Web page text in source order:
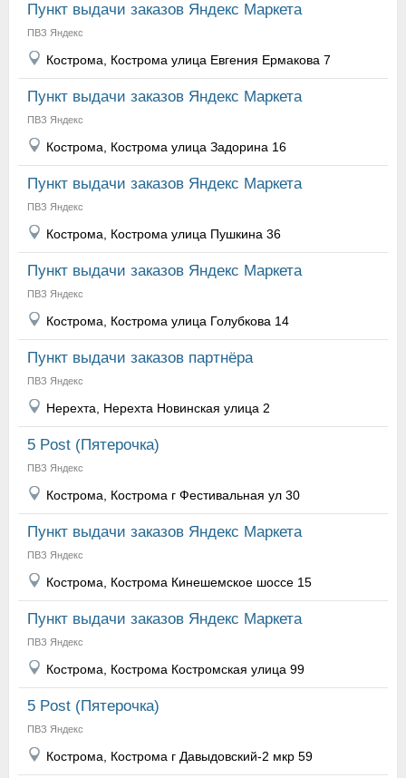
Пункт выдачи заказов Яндекс Маркета
ПВЗ Яндекс
Кострома, Кострома улица Евгения Ермакова 7
Пункт выдачи заказов Яндекс Маркета
ПВЗ Яндекс
Кострома, Кострома улица Задорина 16
Пункт выдачи заказов Яндекс Маркета
ПВЗ Яндекс
Кострома, Кострома улица Пушкина 36
Пункт выдачи заказов Яндекс Маркета
ПВЗ Яндекс
Кострома, Кострома улица Голубкова 14
Пункт выдачи заказов партнёра
ПВЗ Яндекс
Нерехта, Нерехта Новинская улица 2
5 Post (Пятерочка)
ПВЗ Яндекс
Кострома, Кострома г Фестивальная ул 30
Пункт выдачи заказов Яндекс Маркета
ПВЗ Яндекс
Кострома, Кострома Кинешемское шоссе 15
Пункт выдачи заказов Яндекс Маркета
ПВЗ Яндекс
Кострома, Кострома Костромская улица 99
5 Post (Пятерочка)
ПВЗ Яндекс
Кострома, Кострома г Давыдовский-2 мкр 59